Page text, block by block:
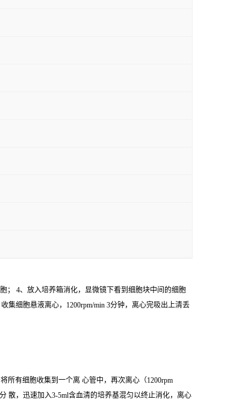
； 4、放入培养箱消化，显微镜下看到细胞块中间的细胞
集细胞悬液离心，1200rpm/min 3分钟，离心完吸出上清丢
所有细胞收集到一个离 心管中，再次离心（1200rpm
散，迅速加入3-5ml含血清的培养基混匀以终止消化，离心